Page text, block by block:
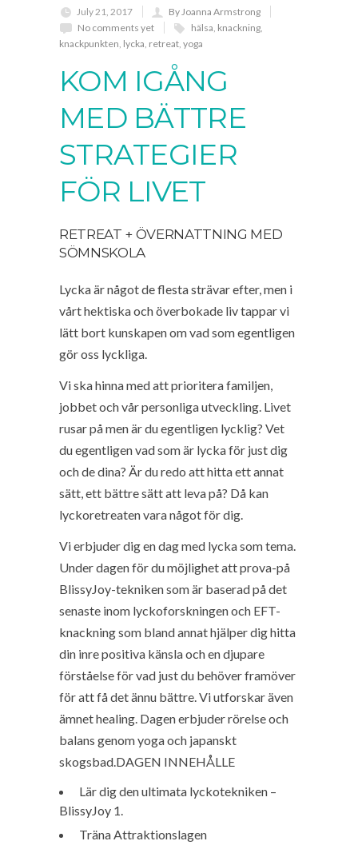
July 21, 2017
By Joanna Armstrong
No comments yet
hälsa knackning
knackpunkten lycka retreat yoga
KOM IGÅNG
MED BÄTTRE
STRATEGIER
FÖR LIVET
RETREAT + ÖVERNATTNING MED
SÖMNSKOLA
Lycka är något de flesta strävar efter, men i
vårt hektiska och överbokade liv tappar vi
lätt bort kunskapen om vad som egentligen
gör oss lyckliga.
Vi ska hinna med att prioritera familjen,
jobbet och vår personliga utveckling. Livet
rusar på men är du egentligen lycklig? Vet
du egentligen vad som är lycka för just dig
och de dina? Är du redo att hitta ett annat
sätt, ett bättre sätt att leva på? Då kan
lyckoretreaten vara något för dig.
Vi erbjuder dig en dag med lycka som tema.
Under dagen för du möjlighet att prova-på
BlissyJoy-tekniken som är baserad på det
senaste inom lyckoforskningen och EFT-
knackning som bland annat hjälper dig hitta
din inre positiva känsla och en djupare
förståelse för vad just du behöver framöver
för att få det ännu bättre. Vi utforskar även
ämnet healing. Dagen erbjuder rörelse och
balans genom yoga och japanskt
skogsbad.DAGEN INNEHÅLLE
Lär dig den ultimata lyckotekniken –
BlissyJoy 1.
Träna Attraktionslagen